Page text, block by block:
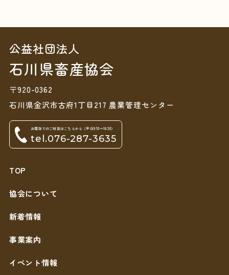
公益社団法人
石川県畜産協会
〒920-0362
石川県金沢市古府1丁目217 農業管理センター
お電話でのご相談はこちらから（平日9:10～16:30）
tel.076-287-3635
TOP
協会について
新着情報
事業案内
イベント情報